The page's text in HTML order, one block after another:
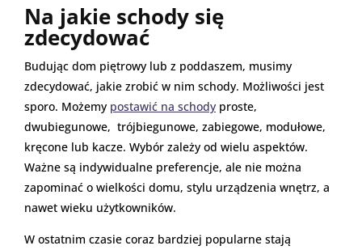
Na jakie schody się
zdecydować
Budując dom piętrowy lub z poddaszem, musimy
zdecydować, jakie zrobić w nim schody. Możliwości jest
sporo. Możemy postawić na schody proste,
dwubiegunowe, trójbiegunowe, zabiegowe, modułowe,
kręcone lub kacze. Wybór zależy od wielu aspektów.
Ważne są indywidualne preferencje, ale nie można
zapominać o wielkości domu, stylu urządzenia wnętrz, a
nawet wieku użytkowników.
W ostatnim czasie coraz bardziej popularne stają